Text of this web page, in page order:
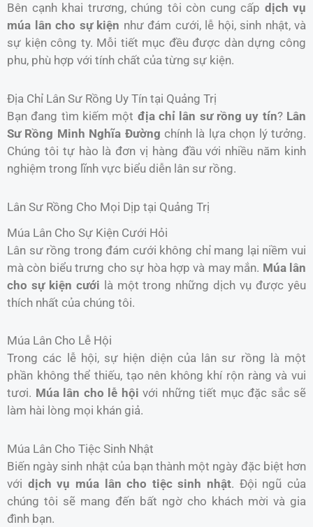
Bên cạnh khai trương, chúng tôi còn cung cấp dịch vụ
múa lân cho sự kiện như đám cưới, lễ hội, sinh nhật, và
sự kiện công ty. Mỗi tiết mục đều được dàn dựng công
phu, phù hợp với tính chất của từng sự kiện.
Địa Chỉ Lân Sư Rồng Uy Tín tại Quảng Trị
Bạn đang tìm kiếm một địa chỉ lân sư rồng uy tín? Lân
Sư Rồng Minh Nghĩa Đường chính là lựa chọn lý tưởng.
Chúng tôi tự hào là đơn vị hàng đầu với nhiều năm kinh
nghiệm trong lĩnh vực biểu diễn lân sư rồng.
Lân Sư Rồng Cho Mọi Dịp tại Quảng Trị
Múa Lân Cho Sự Kiện Cưới Hỏi
Lân sư rồng trong đám cưới không chỉ mang lại niềm vui
mà còn biểu trưng cho sự hòa hợp và may mắn. Múa lân
cho sự kiện cưới là một trong những dịch vụ được yêu
thích nhất của chúng tôi.
Múa Lân Cho Lễ Hội
Trong các lễ hội, sự hiện diện của lân sư rồng là một
phần không thể thiếu, tạo nên không khí rộn ràng và vui
tươi. Múa lân cho lễ hội với những tiết mục đặc sắc sẽ
làm hài lòng mọi khán giả.
Múa Lân Cho Tiệc Sinh Nhật
Biến ngày sinh nhật của bạn thành một ngày đặc biệt hơn
với dịch vụ múa lân cho tiệc sinh nhật. Đội ngũ của
chúng tôi sẽ mang đến bất ngờ cho khách mời và gia
đình bạn.